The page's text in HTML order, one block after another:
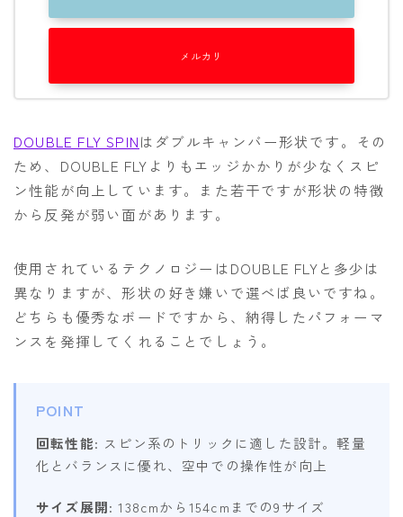
メルカリ
DOUBLE FLY SPINはダブルキャンバー形状です。その
ため、DOUBLE FLYよりもエッジかかりが少なくスピ
ン性能が向上しています。また若干ですが形状の特徴
から反発が弱い面があります。
使用されているテクノロジーはDOUBLE FLYと多少は
異なりますが、形状の好き嫌いで選べば良いですね。
どちらも優秀なボードですから、納得したパフォーマ
ンスを発揮してくれることでしょう。
POINT
回転性能: スピン系のトリックに適した設計。軽量
化とバランスに優れ、空中での操作性が向上
サイズ展開: 138cmから154cmまでの9サイズ